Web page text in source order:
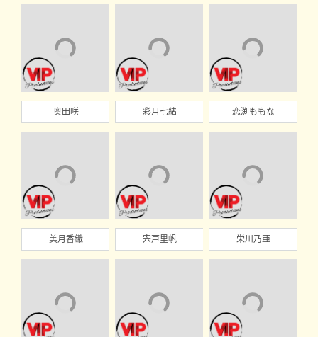
奥田咲 彩月七緒 恋渕ももな
美月香織 宍戸里帆 栄川乃亜